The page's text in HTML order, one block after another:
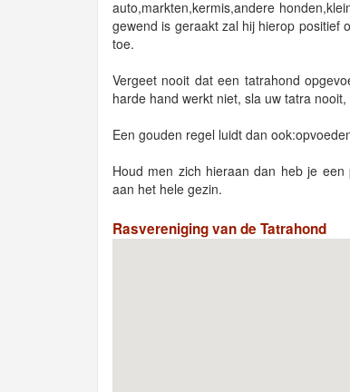
auto,markten,kermis,andere
gewend is geraakt zal hij hierop positief
toe.
Vergeet nooit dat een tatrahond
harde hand werkt niet, sla uw tatra
Een gouden regel luidt dan
Houd men zich hieraan dan heb je
aan het hele gezin.
Rasvereniging van de Tatrahond